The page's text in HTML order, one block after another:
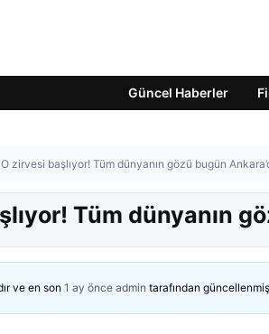
Güncel Haberler
zirvesi başlıyor! Tüm dünyanın gözü bugün
Tüm dünyanın
ve en son 1 ay önce admin tarafından